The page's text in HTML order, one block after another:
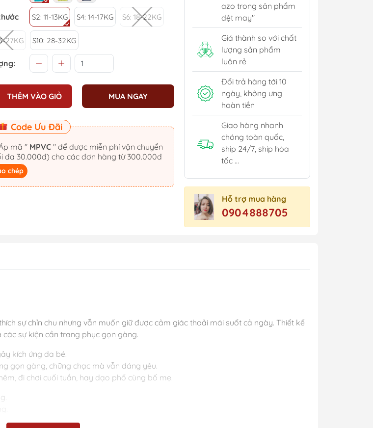
S2: 11-13KG S4: 14-17KG S6: 18-22KG
27KG S10: 28-32KG
THÊM VÀO GIỎ MUA NGAY
Code Ưu Đãi
mã " MPVC" để được miễn phí vận chuyển
đa 30.000đ) cho các đơn hàng từ 300.000đ
chép
azo trong sản phẩm
dệt may"
Giá thành so với chất
lượng sản phẩm
luôn rẻ
Đổi trả hàng tới 10
ngày, không ưng
hoàn tiền
Giao hàng nhanh
chóng toàn quốc,
ship 24/7, ship hỏa
tốc ...
Hỗ trợ mua hàng
0904888705
sự chỉn chu nhưng vẫn muốn giữ được cảm giác thoải mái suốt cả ngày. Thiết kế
sự kiện cần trang phục gọn gàng.
kích ứng da bé.
gọn gàng, chững chạc mà vẫn đáng yêu.
đi chơi cuối tuần, hay dạo phố cùng bố mẹ.